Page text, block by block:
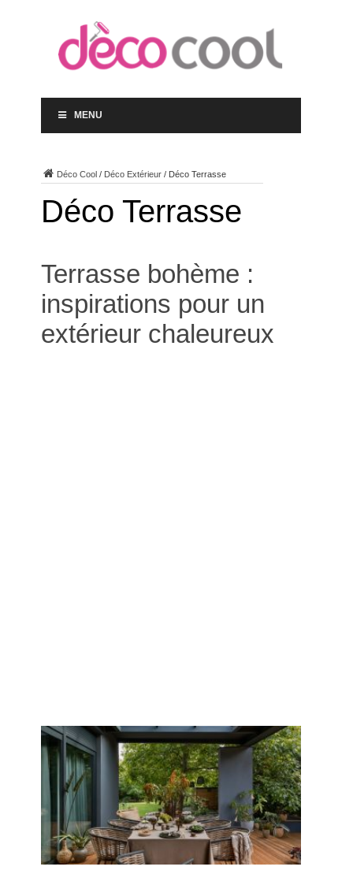
MENU
Déco Cool/ Déco Extérieur/ Déco Terrasse
Déco Terrasse
Terrasse bohème :
inspirations pour un
extérieur chaleureux